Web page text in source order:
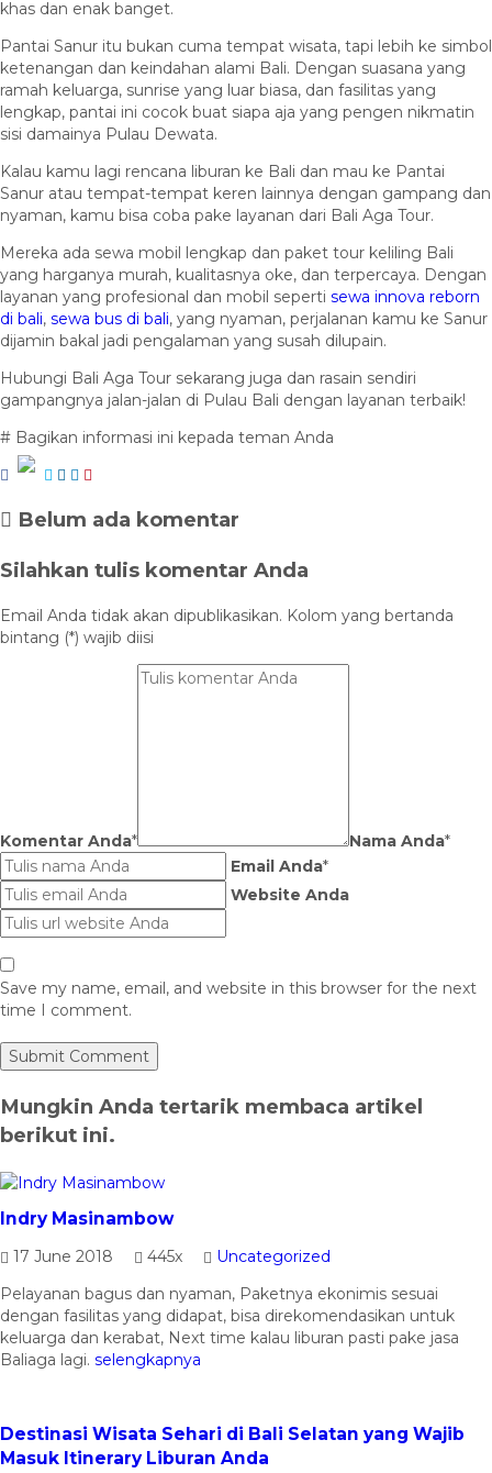
khas dan enak banget.
Pantai Sanur itu bukan cuma tempat wisata, tapi lebih ke simbol
ketenangan dan keindahan alami Bali. Dengan suasana yang
ramah keluarga, sunrise yang luar biasa, dan fasilitas yang
lengkap, pantai ini cocok buat siapa aja yang pengen nikmatin
sisi damainya Pulau Dewata.
Kalau kamu lagi rencana liburan ke Bali dan mau ke Pantai
Sanur atau tempat-tempat keren lainnya dengan gampang dan
nyaman, kamu bisa coba pake layanan dari Bali Aga Tour.
Mereka ada sewa mobil lengkap dan paket tour keliling Bali
yang harganya murah, kualitasnya oke, dan terpercaya. Dengan
layanan yang profesional dan mobil seperti ⁠ sewa innova reborn
di bali, sewa bus di bali, yang nyaman, perjalanan kamu ke Sanur
dijamin bakal jadi pengalaman yang susah dilupain.
Hubungi Bali Aga Tour sekarang juga dan rasain sendiri
gampangnya jalan-jalan di Pulau Bali dengan layanan terbaik!
# Bagikan informasi ini kepada teman Anda
Belum ada komentar
Silahkan tulis komentar Anda
Email Anda tidak akan dipublikasikan. Kolom yang bertanda
bintang (*) wajib diisi
Komentar Anda* Nama Anda*
Email Anda*
Website Anda
Save my name, email, and website in this browser for the next
time I comment.
Mungkin Anda tertarik membaca artikel
berikut ini.
Indry Masinambow
17 June 2018 445x
Uncategorized
Pelayanan bagus dan nyaman, Paketnya ekonimis sesuai
dengan fasilitas yang didapat, bisa direkomendasikan untuk
keluarga dan kerabat, Next time kalau liburan pasti pake jasa
Baliaga lagi. selengkapnya
Destinasi Wisata Sehari di Bali Selatan yang Wajib
Masuk Itinerary Liburan Anda